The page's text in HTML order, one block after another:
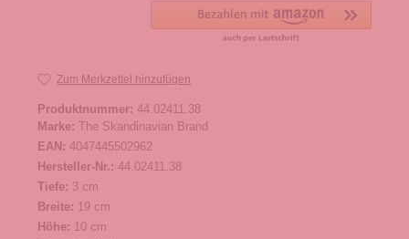
Zum Merkzettel hinzufügen
Produktnummer: 44.02411.38
Marke: The Skandinavian Brand
EAN: 4047445502962
Hersteller-Nr.: 44.02411.38
Tiefe: 3 cm
Breite: 19 cm
Höhe: 10 cm